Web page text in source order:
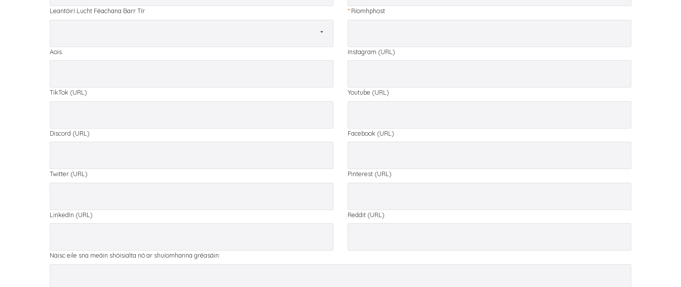
Leantóirí Lucht Féachana Barr Tír * Ríomhphost
Aois Instagram (URL)
TikTok (URL) Youtube (URL)
Discord (URL) Facebook (URL)
Twitter (URL) Pinterest (URL)
LinkedIn (URL) Reddit (URL)
Naisc eile sna meáin shóisialta nó ar shuíomhanna gréasáin: